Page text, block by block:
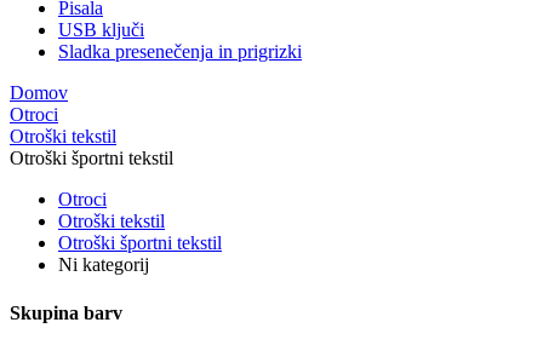
Pisala
USB ključi
Sladka presenečenja in prigrizki
Domov
Otroci
Otroški tekstil
Otroški športni tekstil
Otroci
Otroški tekstil
Otroški športni tekstil
Ni kategorij
Skupina barv